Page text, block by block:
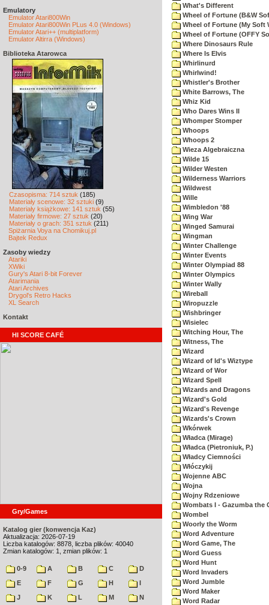
Emulatory
Emulator Atari800Win
Emulator Atari800Win PLus 4.0 (Windows)
Emulator Atari++ (multiplatform)
Emulator Altirra (Windows)
Biblioteka Atarowca
Czasopisma: 714 sztuk (185)
Materiały scenowe: 32 sztuki (9)
Materiały książkowe: 141 sztuk (55)
Materiały firmowe: 27 sztuk (20)
Materiały o grach: 351 sztuk (211)
Spiżarnia Voya na Chomikuj.pl
Bajtek Redux
Zasoby wiedzy
Atariki
XWiki
Gury's Atari 8-bit Forever
Atarimania
Atari Archives
Drygol's Retro Hacks
XL Search
Kontakt
HI SCORE CAFÉ
Gry/Games
Katalog gier (konwencja Kaz)
Aktualizacja: 2026-07-19
Liczba katalogów: 8878, liczba plików: 40040
Zmian katalogów: 1, zmian plików: 1
0-9 A B C
D
E
F G H
I
J
K L M
N
What's Different
Wheel of Fortune (B&W
Wheel of Fortune (My Soft
Wheel of Fortune (OFFY
Where Dinosaurs Rule
Where Is Elvis
Whirlinurd
Whirlwind!
Whistler's Brother
White Barrows, The
Whiz Kid
Who Dares Wins II
Whomper Stomper
Whoops
Whoops 2
Wieza Algebraiczna
Wilde 15
Wilder Westen
Wilderness Warriors
Wildwest
Wille
Wimbledon '88
Wing War
Winged Samurai
Wingman
Winter Challenge
Winter Events
Winter Olympiad 88
Winter Olympics
Winter Wally
Wireball
Wiropuzzle
Wishbringer
Wisielec
Witching Hour, The
Witness, The
Wizard
Wizard of Id's Wiztype
Wizard of Wor
Wizard Spell
Wizards and Dragons
Wizard's Gold
Wizard's Revenge
Wizards's Crown
Wkórwek
Władca (Mirage)
Władca (Pietroniuk, P.)
Władcy Ciemności
Włóczykij
Wojenne ABC
Wojna
Wojny Rdzeniowe
Wombats I - Gazumba the
Wombel
Woorly the Worm
Word Adventure
Word Game, The
Word Guess
Word Hunt
Word Invaders
Word Jumble
Word Maker
Word Radar